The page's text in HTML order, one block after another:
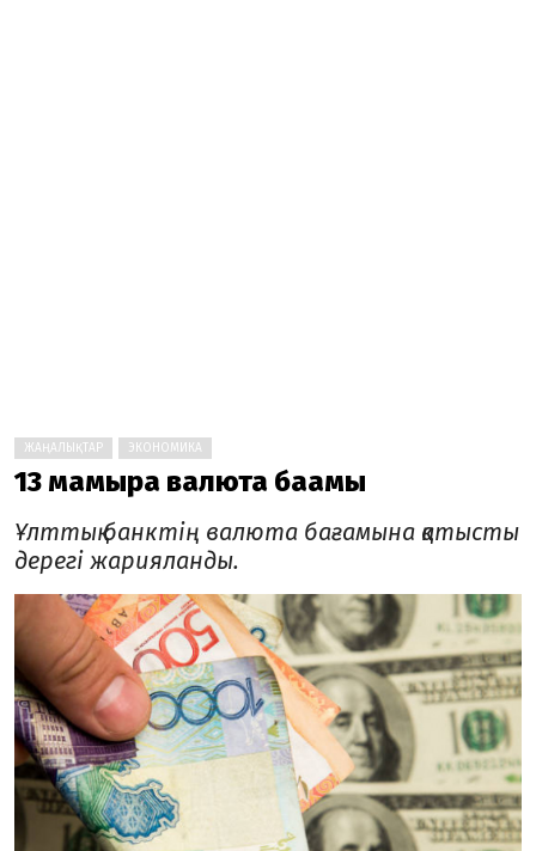
ЖАҢАЛЫҚТАР ЭКОНОМИКА
13 мамырға валюта бағамы
Ұлттық банктің валюта бағамына қатысты
дерегі жарияланды.